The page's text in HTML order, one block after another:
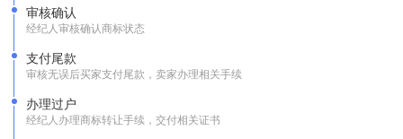
审核确认
经纪人审核确认商标状态
支付尾款
审核无误后买家支付尾款，卖家办理相关手续
办理过户
经纪人办理商标转让手续，交付相关证书